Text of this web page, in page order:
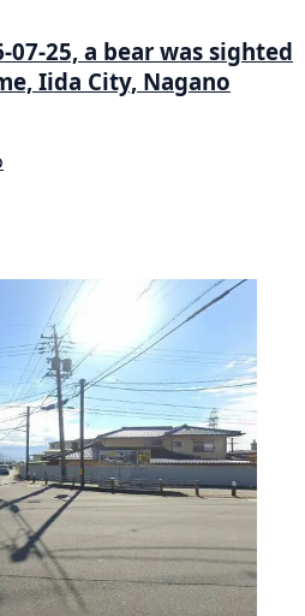
07-25, a bear was sighted
Iida City, Nagano